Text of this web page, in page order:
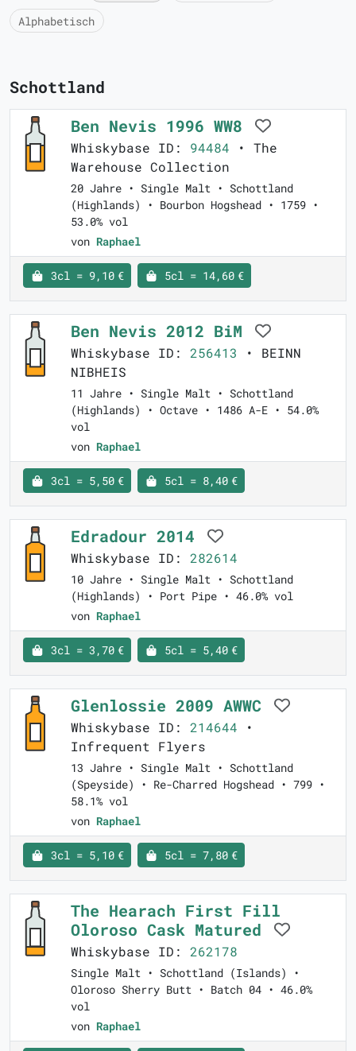
Alphabetisch
Schottland
Ben Nevis 1996 WW8
Whiskybase ID: 94484 • The
Warehouse Collection
20 Jahre • Single Malt • Schottland
(Highlands) • Bourbon Hogshead • 1759 •
53.0% vol
von Raphael
3cl = 9,10 € 5cl = 14,60 €
Ben Nevis 2012 BiM
Whiskybase ID: 256413 • BEINN
NIBHEIS
11 Jahre • Single Malt • Schottland
(Highlands) • Octave • 1486 A-E • 54.0%
vol
von Raphael
3cl = 5,50 € 5cl = 8,40 €
Edradour 2014
Whiskybase ID: 282614
10 Jahre • Single Malt • Schottland
(Highlands) • Port Pipe • 46.0% vol
von Raphael
3cl = 3,70 € 5cl = 5,40 €
Glenlossie 2009 AWWC
Whiskybase ID: 214644 •
Infrequent Flyers
13 Jahre • Single Malt • Schottland
(Speyside) • Re-Charred Hogshead • 799 •
58.1% vol
von Raphael
3cl = 5,10 € 5cl = 7,80 €
The Hearach First Fill
Oloroso Cask Matured
Whiskybase ID: 262178
Single Malt • Schottland (Islands) •
Oloroso Sherry Butt • Batch 04 • 46.0%
vol
von Raphael